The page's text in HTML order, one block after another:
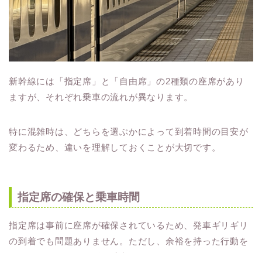
新幹線には「指定席」と「自由席」の2種類の座席があり
ますが、それぞれ乗車の流れが異なります。
特に混雑時は、どちらを選ぶかによって到着時間の目安が
変わるため、違いを理解しておくことが大切です。
指定席の確保と乗車時間
指定席は事前に座席が確保されているため、発車ギリギリ
の到着でも問題ありません。ただし、余裕を持った行動を